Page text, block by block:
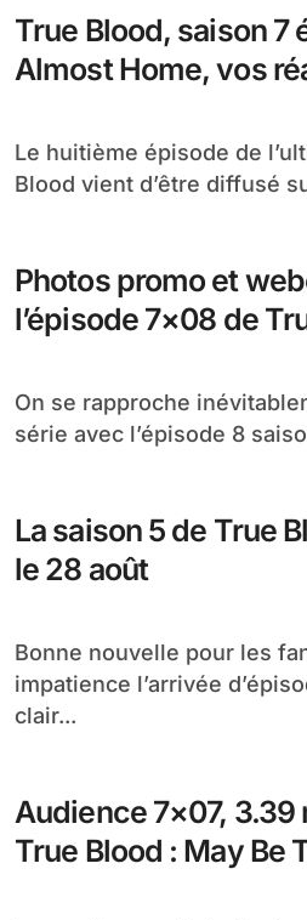
True Blood, saison 7
Almost Home, vos
Le huitième épisode de l’ultime saison de True
Blood vient d’être diffusé
Photos promo et
l’épisode 7×08 de
On se rapproche inévitablement de la fin de la
série avec l’épisode 8
La saison 5 de True
le 28 août
Bonne nouvelle pour les fans qui attendent avec
impatience l’arrivée
clair...
Audience 7×07, 3.39
True Blood : May Be